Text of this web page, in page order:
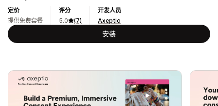
定价
提供免费套餐
评分
5.0
(7)
开发人员
Axeptio
安装